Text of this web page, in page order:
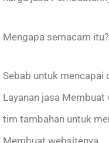
Mengapa semacam itu?
Sebab untuk mencapai
Layanan jasa
tim tambahan untuk